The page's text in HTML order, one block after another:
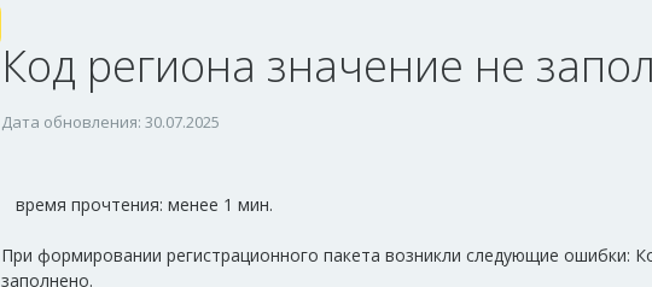
Код региона значение не
Дата обновления: 30.07.2025
время прочтения: менее 1 мин.
При формировании регистрационного пакета возникли следующие ошибки:
заполнено.